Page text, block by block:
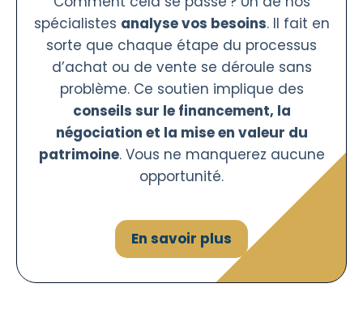
spécialistes analyse vos besoins. Il fait en
sorte que chaque étape du processus
d’achat ou de vente se déroule sans
problème. Ce soutien implique des
conseils sur le financement, la
négociation et la mise en valeur du
patrimoine. Vous ne manquerez aucune
opportunité.
En savoir plus